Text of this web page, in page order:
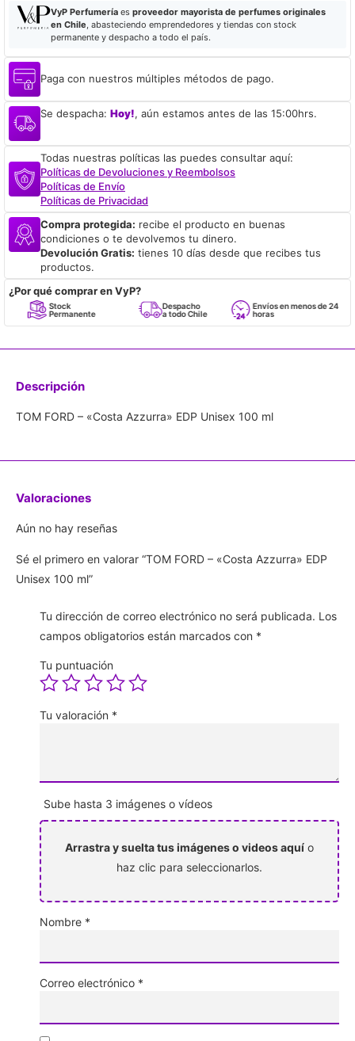
VyP Perfumeríaes proveedor mayorista de perfumes originales
en Chile , abasteciendo emprendedores y tiendas con stock
permanente y despacho a todo el país.
Paga con nuestros múltiples métodos de pago.
Se despacha: Hoy!, aún estamos antes de las 15:00hrs.
Todas nuestras políticas las puedes consultar aquí:
Políticas de Devoluciones y Reembolsos
Políticas de Envío
Políticas de Privacidad
Compra protegida: recibe el producto en buenas
condiciones o te devolvemos tu dinero.
Devolución Gratis: tienes 10 días desde que recibes tus
productos.
¿Por qué comprar en VyP?
Stock
Permanente
Despacho
a todo Chile
Envíos en menos de 24
horas
Descripción
TOM FORD – «Costa Azzurra» EDP Unisex 100 ml
Valoraciones
Aún no hay reseñas
Sé el primero en valorar “TOM FORD – «Costa Azzurra» EDP
Unisex 100 ml”
Tu dirección de correo electrónico no será publicada. Los
campos obligatorios están marcados con *
Tu puntuación
Tu valoración *
Sube hasta 3 imágenes o vídeos
Arrastra y suelta tus imágenes o videos aquí o
haz clic para seleccionarlos.
Nombre *
Correo electrónico *